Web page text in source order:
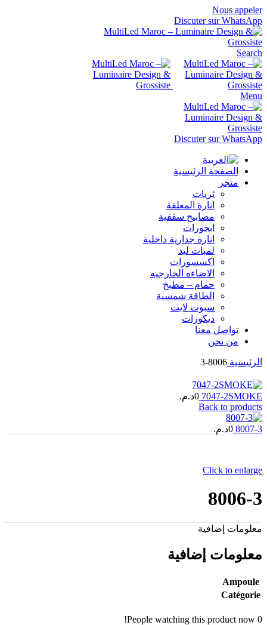
Nous appeler
Discuter sur WhatsApp
Search
Menu
Discuter sur WhatsApp
الصفحة الرئيسية
متجر
ثريات
انارة المعلقة
مصابيح سقفية
ابجورات
انارة جدارية داخلية
لمبات ليد
اكسسورات
الاضاءه الخارجیه
حمام – مطبخ
الطاقة شمسية
سبوت لايت
ديكورات
تواصل معنا
من نحن
الرئيسية 8006-3
7047-2SMOKE
0د.م.
Back to products
8007-3
0د.م.
Click to enlarge
8006-3
معلومات إضافية
معلومات إضافية
Ampoule
Catégorie
0
People watching this product now!